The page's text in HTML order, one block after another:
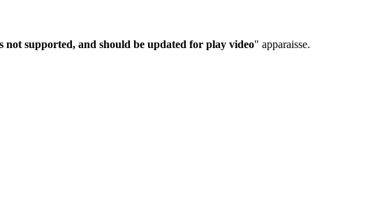
not supported, and should be updated for play video" apparaisse.